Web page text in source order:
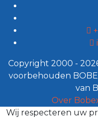
Copyright 2000 -
voorbehouden
van
Over
Wij respecteren uw